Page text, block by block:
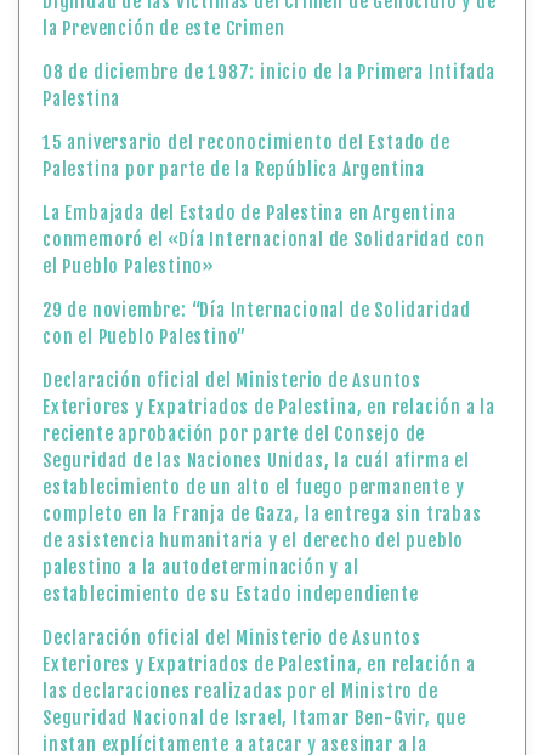
la Prevención de este Crimen
08 de diciembre de 1987: inicio de la Primera Intifada
Palestina
15 aniversario del reconocimiento del Estado de
Palestina por parte de la República Argentina
La Embajada del Estado de Palestina en Argentina
conmemoró el «Día Internacional de Solidaridad con
el Pueblo Palestino»
29 de noviembre: “Día Internacional de Solidaridad
con el Pueblo Palestino”
Declaración oficial del Ministerio de Asuntos
Exteriores y Expatriados de Palestina, en relación a la
reciente aprobación por parte del Consejo de
Seguridad de las Naciones Unidas, la cuál afirma el
establecimiento de un alto el fuego permanente y
completo en la Franja de Gaza, la entrega sin trabas
de asistencia humanitaria y el derecho del pueblo
palestino a la autodeterminación y al
establecimiento de su Estado independiente
Declaración oficial del Ministerio de Asuntos
Exteriores y Expatriados de Palestina, en relación a
las declaraciones realizadas por el Ministro de
Seguridad Nacional de Israel, Itamar Ben-Gvir, que
instan explícitamente a atacar y asesinar a la